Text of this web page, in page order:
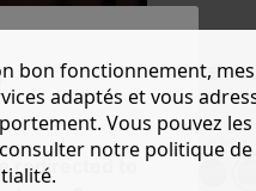
redirected to
9,00 €
Couleur :
bon fonctionnement,
adaptés et vous
Vous pouvez les
notre politique de